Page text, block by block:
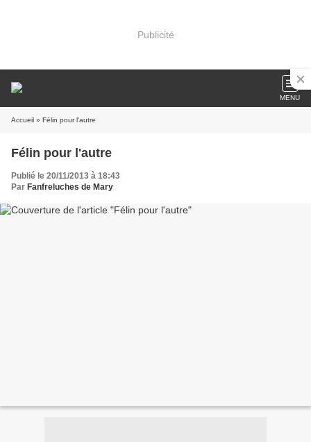
Publicité
MENU
Accueil » Félin pour l'autre
Félin pour l'autre
Publié le 20/11/2013 à 18:43
Par Fanfreluches de Mary